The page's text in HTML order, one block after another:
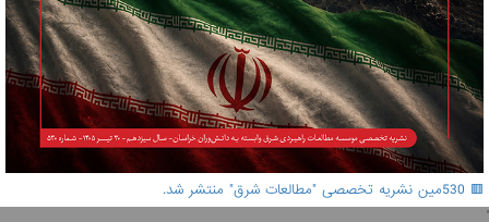
🟥 530مین نشریه تخصصی "مطالعات شرق" منتشر شد.
'